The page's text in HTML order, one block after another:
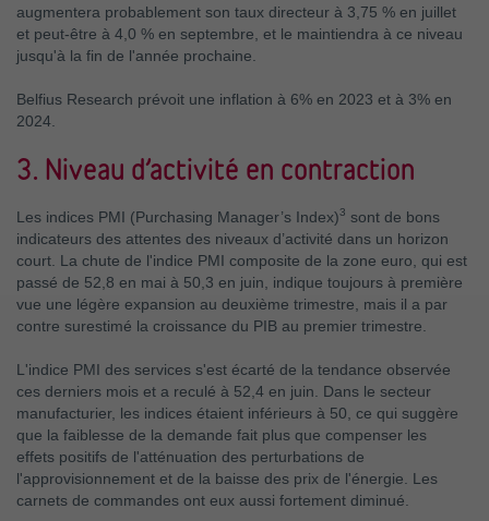
augmentera probablement son taux directeur à 3,75 % en juillet
et peut-être à 4,0 % en septembre, et le maintiendra à ce niveau
jusqu'à la fin de l'année prochaine.
Belfius Research prévoit une inflation à 6% en 2023 et à 3% en
2024.
3. Niveau d’activité en contraction
Les indices PMI (Purchasing Manager’s Index)3 sont de bons
indicateurs des attentes des niveaux d’activité dans un horizon
court. La chute de l'indice PMI composite de la zone euro, qui est
passé de 52,8 en mai à 50,3 en juin, indique toujours à première
vue une légère expansion au deuxième trimestre, mais il a par
contre surestimé la croissance du PIB au premier trimestre.
L'indice PMI des services s'est écarté de la tendance observée
ces derniers mois et a reculé à 52,4 en juin. Dans le secteur
manufacturier, les indices étaient inférieurs à 50, ce qui suggère
que la faiblesse de la demande fait plus que compenser les
effets positifs de l'atténuation des perturbations de
l'approvisionnement et de la baisse des prix de l'énergie. Les
carnets de commandes ont eux aussi fortement diminué.